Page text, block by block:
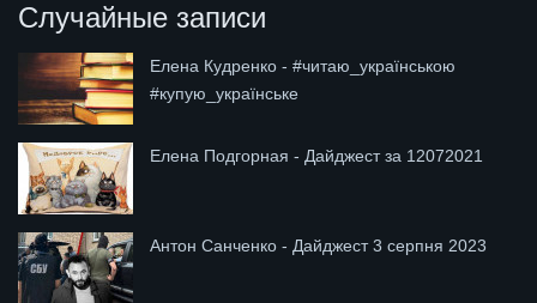
Случайные записи
Елена Кудренко - #читаю_українською
#купую_українське
Елена Подгорная - Дайджест за 12072021
Антон Санченко - Дайджест 3 серпня 2023